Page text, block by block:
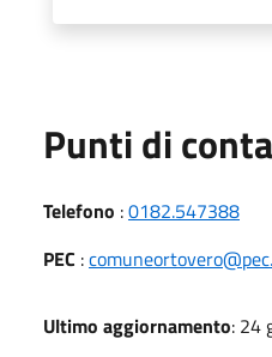
Punti di
Telefono :0182.547388
PEC :
Ultimo aggiornamento: 24